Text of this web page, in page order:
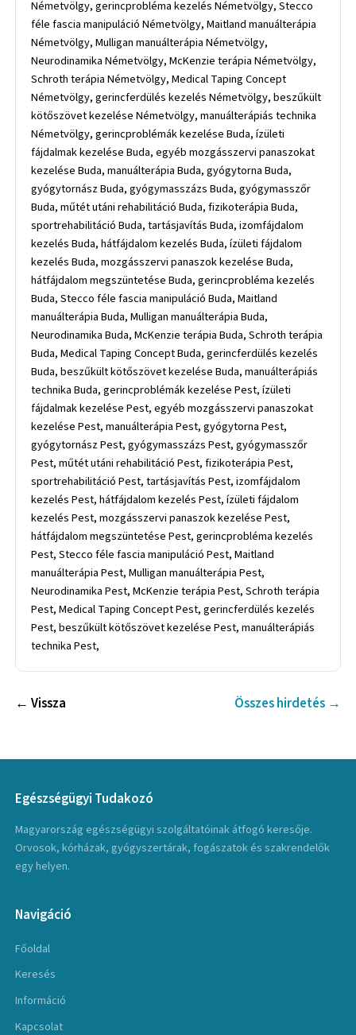
Németvölgy, gerincprobléma kezelés Németvölgy, Stecco
féle fascia manipuláció Németvölgy, Maitland manuálterápia
Németvölgy, Mulligan manuálterápia Németvölgy,
Neurodinamika Németvölgy, McKenzie terápia Németvölgy,
Schroth terápia Németvölgy, Medical Taping Concept
Németvölgy, gerincferdülés kezelés Németvölgy, beszűkült
kötőszövet kezelése Németvölgy, manuálterápiás technika
Németvölgy, gerincproblémák kezelése Buda, ízületi
fájdalmak kezelése Buda, egyéb mozgásszervi panaszokat
kezelése Buda, manuálterápia Buda, gyógytorna Buda,
gyógytornász Buda, gyógymasszázs Buda, gyógymasszőr
Buda, műtét utáni rehabilitáció Buda, fizikoterápia Buda,
sportrehabilitáció Buda, tartásjavítás Buda, izomfájdalom
kezelés Buda, hátfájdalom kezelés Buda, ízületi fájdalom
kezelés Buda, mozgásszervi panaszok kezelése Buda,
hátfájdalom megszüntetése Buda, gerincprobléma kezelés
Buda, Stecco féle fascia manipuláció Buda, Maitland
manuálterápia Buda, Mulligan manuálterápia Buda,
Neurodinamika Buda, McKenzie terápia Buda, Schroth terápia
Buda, Medical Taping Concept Buda, gerincferdülés kezelés
Buda, beszűkült kötőszövet kezelése Buda, manuálterápiás
technika Buda, gerincproblémák kezelése Pest, ízületi
fájdalmak kezelése Pest, egyéb mozgásszervi panaszokat
kezelése Pest, manuálterápia Pest, gyógytorna Pest,
gyógytornász Pest, gyógymasszázs Pest, gyógymasszőr
Pest, műtét utáni rehabilitáció Pest, fizikoterápia Pest,
sportrehabilitáció Pest, tartásjavítás Pest, izomfájdalom
kezelés Pest, hátfájdalom kezelés Pest, ízületi fájdalom
kezelés Pest, mozgásszervi panaszok kezelése Pest,
hátfájdalom megszüntetése Pest, gerincprobléma kezelés
Pest, Stecco féle fascia manipuláció Pest, Maitland
manuálterápia Pest, Mulligan manuálterápia Pest,
Neurodinamika Pest, McKenzie terápia Pest, Schroth terápia
Pest, Medical Taping Concept Pest, gerincferdülés kezelés
Pest, beszűkült kötőszövet kezelése Pest, manuálterápiás
technika Pest,
← Vissza Összes hirdetés →
Egészségügyi Tudakozó
Magyarország egészségügyi szolgáltatóinak átfogó keresője.
Orvosok, kórházak, gyógyszertárak, fogászatok és szakrendelők
egy helyen.
Navigáció
Főoldal
Keresés
Információ
Kapcsolat